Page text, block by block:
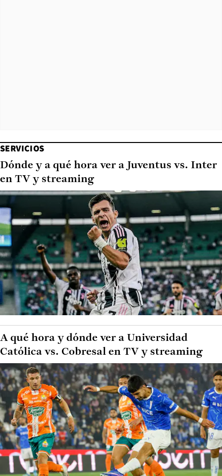
SERVICIOS
Dónde y a qué hora ver a Juventus vs. Inter
en TV y streaming
A qué hora y dónde ver a Universidad
Católica vs. Cobresal en TV y streaming